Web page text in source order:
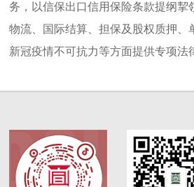
务，以信保出口信用保险条款提纲挈
物流、国际结算、担保及股权质押、
新冠疫情不可抗力等方面提供专项法